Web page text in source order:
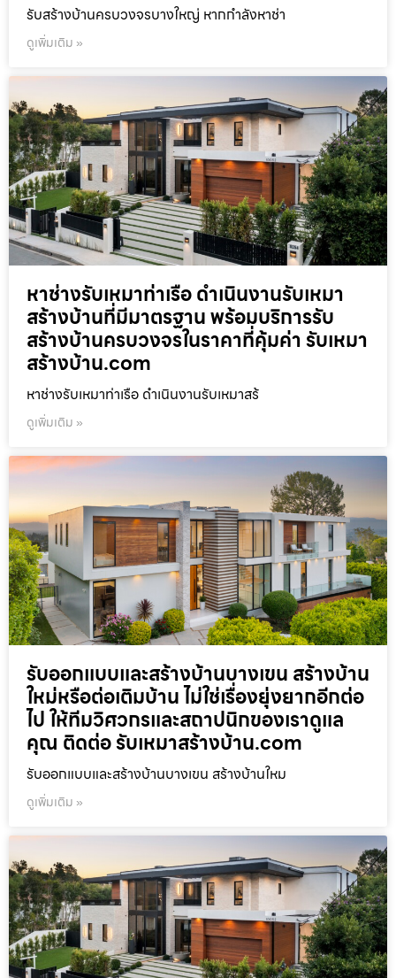
รับสร้างบ้านครบวงจรบางใหญ่ หากกำลังหาช่า
ดูเพิ่มเติม »
หาช่างรับเหมาท่าเรือ ดำเนินงานรับเหมา
สร้างบ้านที่มีมาตรฐาน พร้อมบริการรับ
สร้างบ้านครบวงจรในราคาที่คุ้มค่า รับเหมา
สร้างบ้าน.com
หาช่างรับเหมาท่าเรือ ดำเนินงานรับเหมาสร้
ดูเพิ่มเติม »
รับออกแบบและสร้างบ้านบางเขน สร้างบ้าน
ใหม่หรือต่อเติมบ้าน ไม่ใช่เรื่องยุ่งยากอีกต่อ
ไป ให้ทีมวิศวกรและสถาปนิกของเราดูแล
คุณ ติดต่อ รับเหมาสร้างบ้าน.com
รับออกแบบและสร้างบ้านบางเขน สร้างบ้านใหม
ดูเพิ่มเติม »